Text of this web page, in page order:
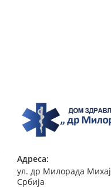
Адреса:
ул. др Милорада
Србија